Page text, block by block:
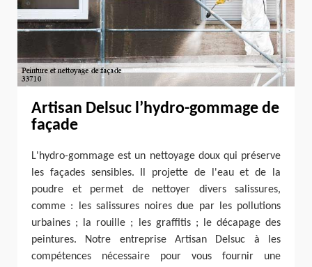
Artisan Delsuc l’hydro-gommage de
façade
L'hydro-gommage est un nettoyage doux qui préserve
les façades sensibles. Il projette de l'eau et de la
poudre et permet de nettoyer divers salissures,
comme : les salissures noires due par les pollutions
urbaines ; la rouille ; les graffitis ; le décapage des
peintures. Notre entreprise Artisan Delsuc à les
compétences nécessaire pour vous fournir une